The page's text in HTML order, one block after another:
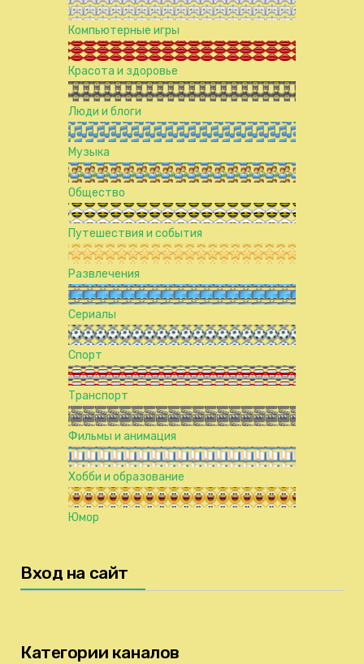
Компьютерные игры
Красота и здоровье
Люди и блоги
Музыка
Общество
Путешествия и события
Развлечения
Сериалы
Спорт
Транспорт
Фильмы и анимация
Хобби и образование
Юмор
Вход на сайт
Категории каналов